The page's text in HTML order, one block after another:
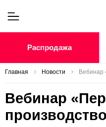
Распродажа
Главная Новости Вебинар
Вебинар